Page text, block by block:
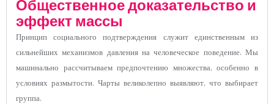
Общественное доказательство и
эффект массы
Принцип социального подтверждения служит единственным из
сильнейших механизмов давления на человеческое поведение. Мы
машинально рассчитываем предпочтению множества, особенно в
условиях размытости. Чарты великолепно выявляют, что выбирает
группа.